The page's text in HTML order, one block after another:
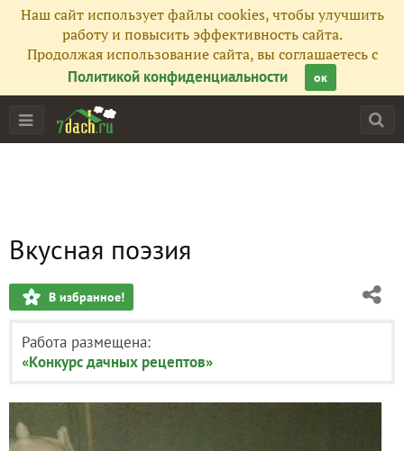
Наш сайт использует файлы cookies, чтобы улучшить
работу и повысить эффективность сайта.
Продолжая использование сайта, вы соглашаетесь с
Политикой конфиденциальности
ок
Вкусная поэзия
В избранное!
Работа размещена:
«Конкурс дачных рецептов»